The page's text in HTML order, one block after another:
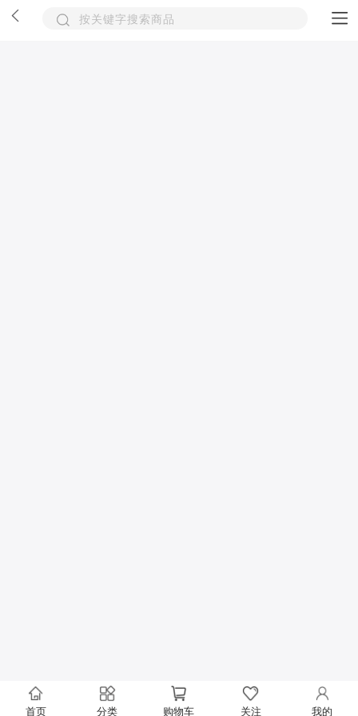
首页 分类 购物车 关注 我的